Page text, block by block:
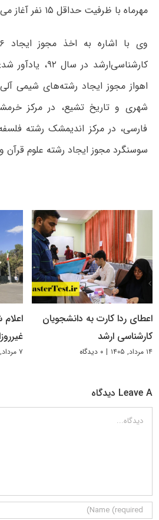
مهرماه با ظرفیت حداقل ۱۵ نفر آغاز می‌شود.
کارشناسی‌ارشد در
اهواز مجوز ایجاد رشته‌های شیمی
شهری و تاریخ تشیع، در مرکز
فارسی، در مرکز اندیمشک رشته
سوسنگرد مجوز ایجاد رشته علوم
اعطای ردا کارت به دانشجویان
کارشناسی ارشد
۱۴ مرداد, ۱۴۰۵ | ۰ دیدگاه ۷ مرداد, ۱۴۰۵
Leave A دیدگاه
دیدگاه